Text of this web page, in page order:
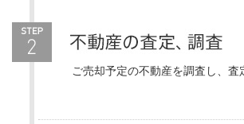
ご売却予定の不動産を調査し、査